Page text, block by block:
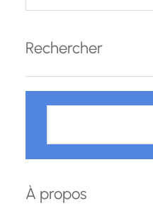
Rechercher
h
r
À propos